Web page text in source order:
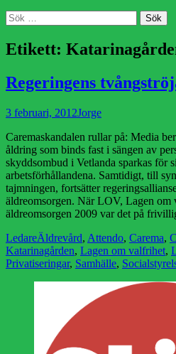
Sök
Sök
efter:
Etikett:
Regeringens
Publicerad
3 februari, 2012Författare
Jorge
Caremaskandalen rullar på: Media
åldring som binds fast i sängen av
skyddsombud i Vetlanda sparkas för
arbetsförhållandena. Samtidigt, till
tajmningen, fortsätter
äldreomsorgen. När LOV, Lagen om
äldreomsorgen 2009 var det på
Kategorier
LedareEtiketter
Äldrevård, Attendo, Carema,
Katarinagården, Lagen om valfrihet,
Privatiseringar, Samhälle,